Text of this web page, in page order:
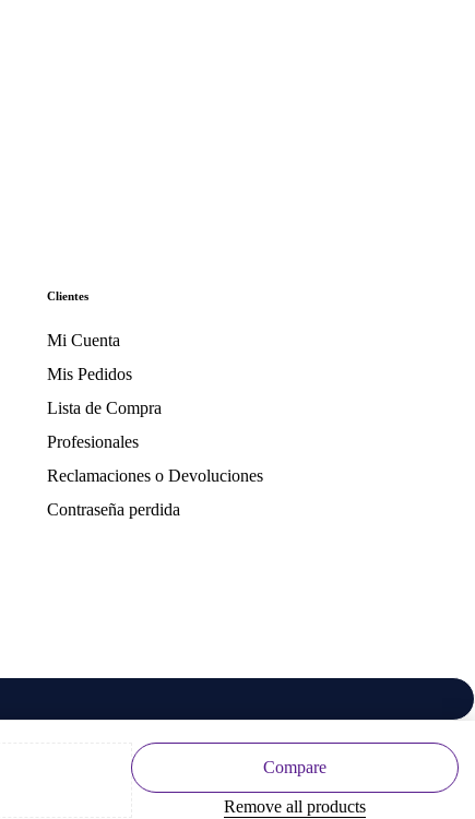
Clientes
Mi Cuenta
Mis Pedidos
Lista de Compra
Profesionales
Reclamaciones o Devoluciones
Contraseña perdida
Compare
Remove all products